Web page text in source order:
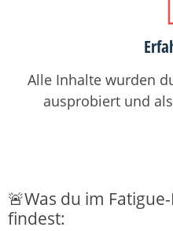
Alle Inhalte wurden
ausprobiert und
🚨Was du im
findest: